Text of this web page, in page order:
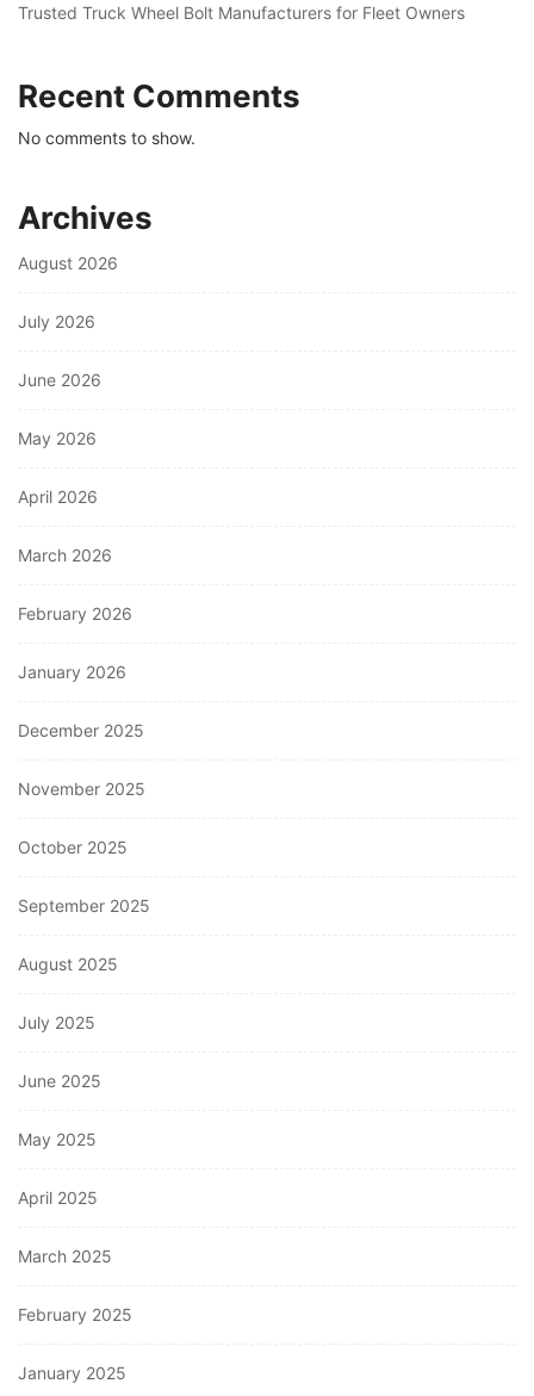
Trusted Truck Wheel Bolt Manufacturers for Fleet Owners
Recent Comments
No comments to show.
Archives
August 2026
July 2026
June 2026
May 2026
April 2026
March 2026
February 2026
January 2026
December 2025
November 2025
October 2025
September 2025
August 2025
July 2025
June 2025
May 2025
April 2025
March 2025
February 2025
January 2025